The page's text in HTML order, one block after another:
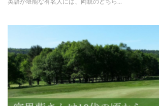
英語が堪能な有名人には、両親のどちら...